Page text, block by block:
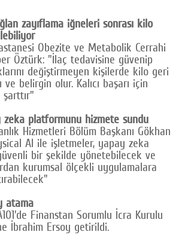
zayıflama iğneleri sonrası kilo
Obezite ve Metabolik Cerrahi
Öztürk: "İlaç tedavisine güvenip
değiştirmeyen kişilerde kilo geri
ve belirgin olur. Kalıcı başarı için
şarttır"
platformunu hizmete sundu
Hizmetleri Bölüm Başkanı Gökhan
AI ile işletmeler, yapay zeka
bir şekilde yönetebilecek ve
kurumsal ölçekli uygulamalara
atama
Finanstan Sorumlu İcra Kurulu
İbrahim Ersoy getirildi.